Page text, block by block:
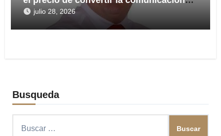
en arma
julio 28, 2026
Busqueda